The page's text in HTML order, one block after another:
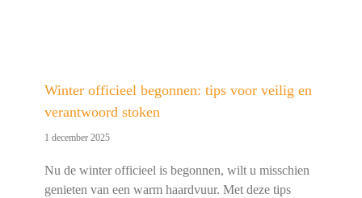
Winter officieel begonnen: tips voor veilig en
verantwoord stoken
1 december 2025
Nu de winter officieel is begonnen, wilt u misschien
genieten van een warm haardvuur. Met deze tips